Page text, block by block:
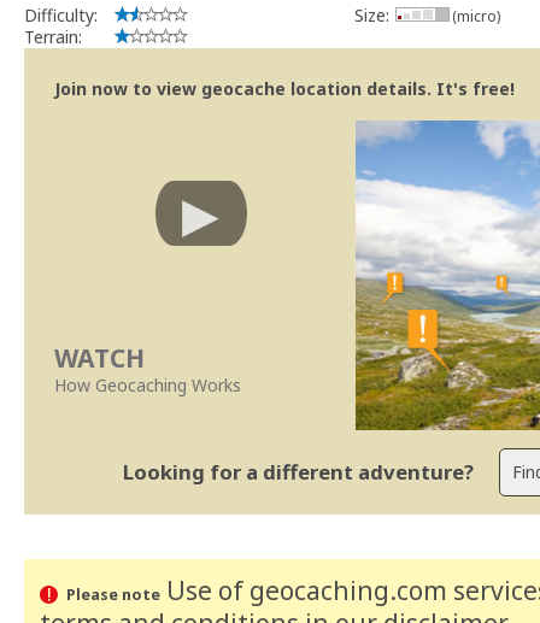
Difficulty:
Terrain:
Size: (micro)
Join now to view geocache location details. It's free!
WATCH
How Geocaching Works
Looking for a different adventure?
Please noteUse of geocaching.com